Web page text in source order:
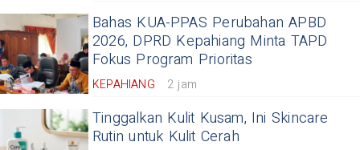
Bahas KUA-PPAS Perubahan APBD
2026, DPRD Kepahiang Minta TAPD
Fokus Program Prioritas
KEPAHIANG 2 jam
Tinggalkan Kulit Kusam, Ini Skincare
Rutin untuk Kulit Cerah